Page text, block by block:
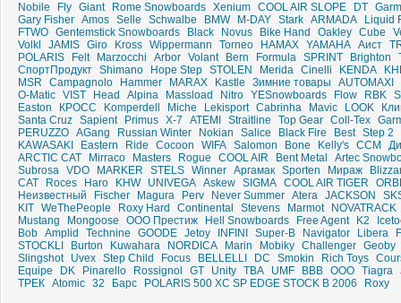
Nobile Fly Giant Rome Snowboards Xenium COOL AIR SLOPE DT
Gary Fisher Amos Selle Schwalbe BMW M-DAY Stark ARMADA
Liquid
FTWO Gentemstick Snowboards Black Novus Bike Hand Oakley Cube
Volkl
JAMIS Giro Kross Wippermann Torneo HAMAX YAMAHA Аист
POLARIS
Felt Marzocchi Arbor Volant Bern Formula SPRINT Brighton
СпортПродукт Shimano Hope Step STOLEN Merida Cinelli KENDA
MSR
Campagnolo Hammer MARAX Kastle Зимние товары
AUTOMAXI
O-Matic VIST Head Alpina Massload Nitro YESnowboards Flow RBK
Easton
КРОСС Komperdell Miche Lekisport Cabrinha Mavic LOOK
Santa Cruz Sapient Primus X-7 ATEMI Straitline Top Gear Coll-Tex
PERUZZO AGang Russian Winter Nokian Salice Black Fire Best Step 2
KAWASAKI
Eastern Ride Cocoon WIFA Salomon Bone Kelly's CCM
ARCTIC CAT
Mirraco Masters Rogue COOL AIR Bent Metal
Artec
Subrosa VDO MARKER STELS Winner Аргамак Sporten Мираж
CAT
Roces Haro KHW UNIVEGA Askew SIGMA COOL AIR TIGER
Неизвестный
Fischer Magura Perv Never Summer Atera JACKSON
KIT WeThePeople Roxy Hard Continental Stevens Marmot
NOVATRACK
Mustang
Mongoose ООО Престиж Hell Snowboards Free Agent K2
Bob Amplid Technine GOODE Jetoy INFINI Super-B Navigator Libera
STOCKLI
Burton Kuwahara NORDICA Marin Mobiky Challenger Geoby
Slingshot
Uvex Step Child Focus BELLELLI DC Smokin Rich Toys
Equipe
DK Pinarello Rossignol GT Unity TBA UMF BBB ООО Tiagra
ТРЕК Atomic 32 Барс POLARIS 500 XC SP EDGE STOCK B 2006 Roxy